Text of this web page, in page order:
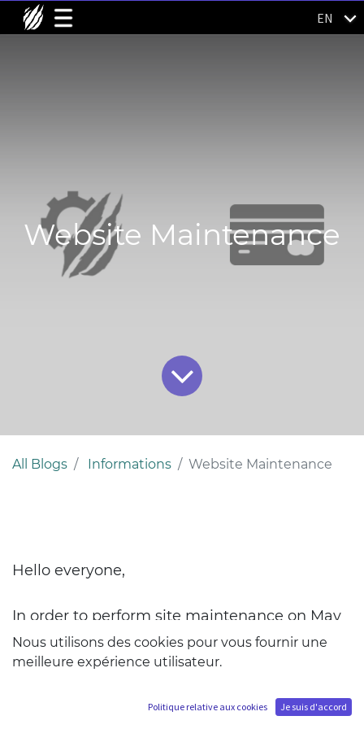
EN
Website Maintenance
All Blogs Informations Website Maintenance
Hello everyone,
In order to perform site maintenance on May
16th, 2023, your future installment will
temporarily fail.
Please note that a notification email will be
Nous utilisons des cookies pour vous fournir une
meilleure expérience utilisateur.
Politique relative aux cookies Je suis d'accord